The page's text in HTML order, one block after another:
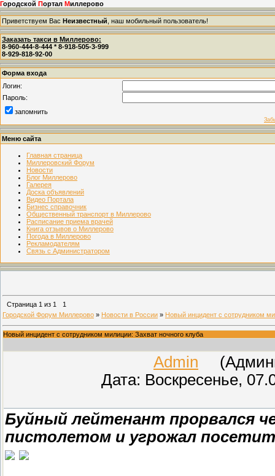
Городской Портал Миллерово
Приветствуем Вас Неизвестный , наш мобильный пользователь!
Заказать такси в Миллерово:
8-960-444-8-444 * 8-918-505-3-999
8-929-818-92-00
Форма входа
Логин:
Пароль:
запомнить
Меню сайта
Главная страница
Миллеровский Форум
Новости
Блог Миллерово
Галерея
Доска объявлений
Видео Портала
Бизнес справочник
Общественный транспорт в Миллерово
Расписание приема врачей
Книга отзывов о Миллерово
Погода в Миллерово
Рекламодателям
Связь с Администратором
Страница 1 из 1
1
Городской Форум Миллерово » Новости в России » Новый инцидент с сотрудником
Новый инцидент с сотрудником милиции: Захват ночного клуба
Admin
Дата: Воскресенье,
Буйный лейтенант прорвался
пистолетом и угрожал